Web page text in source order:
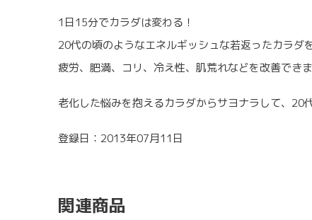
1日15分でカラダは変わる！
20代の頃のようなエネルギッシュな若返ったカラダ
疲労、肥満、コリ、冷え性、肌荒れなどを改善できま
老化した悩みを抱えるカラダからサヨナラして、20
登録日：2013年07月11日
関連商品